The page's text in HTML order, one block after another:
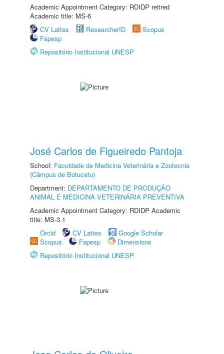
Academic Appointment Category: RDIDP retired
Academic title: MS-6
CV Lattes
ResearcherID
Scopus
Fapesp
Repositório Institucional UNESP
José Carlos de Figueiredo Pantoja
School: Faculdade de Medicina Veterinária e Zootecnia
(Câmpus de Botucatu)
Department: DEPARTAMENTO DE PRODUÇÃO
ANIMAL E MEDICINA VETERINÁRIA PREVENTIVA
Academic Appointment Category: RDIDP Academic
title: MS-3.1
Orcid
CV Lattes
Google Scholar
Scopus
Fapesp
Dimensions
Repositório Institucional UNESP